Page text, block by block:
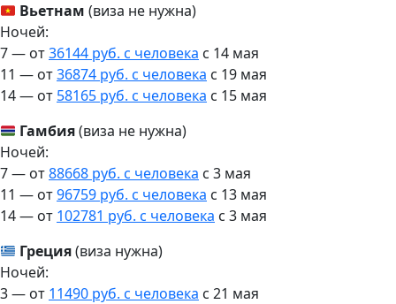
Вьетнам (виза не нужна)
Ночей:
7 — от36144 руб. с человека c 14 мая
11 — от36874 руб. с человека c 19 мая
14 — от 58165 руб. с человека c 15 мая
Гамбия(виза не нужна)
Ночей:
7 — от88668 руб. с человека c 3 мая
11 — от96759 руб. с человека c 13 мая
14 — от 102781 руб. с человека c 3 мая
Греция(виза нужна)
Ночей:
3 — от 11490 руб. с человека c 21 мая